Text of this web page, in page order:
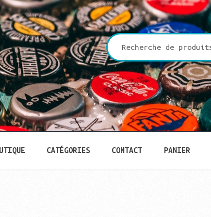
CATÉGORIES CONTACT PANIER